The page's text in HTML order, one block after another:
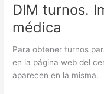
DIM turnos.
médica
Para obtener turnos
en la página web del
aparecen en la misma.